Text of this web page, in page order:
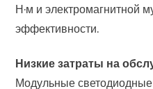
Н·м и электромагнитной
эффективности.
Низкие затраты на
Модульные